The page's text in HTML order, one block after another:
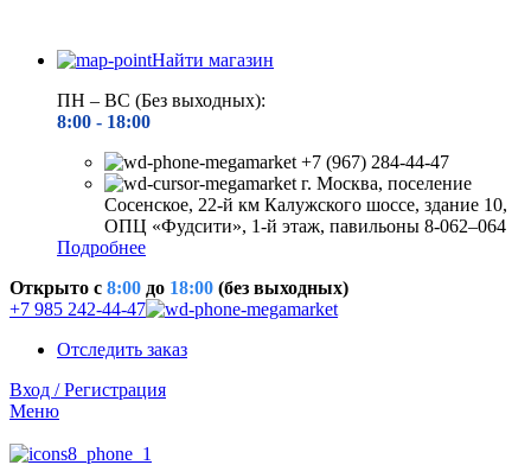
Найти магазин
ПН – ВС (Без выходных):
8:00 - 18:00
+7 (967) 284-44-47
г. Москва, поселение
Сосенское, 22-й км Калужского шоссе, здание 10,
ОПЦ «Фудсити», 1-й этаж, павильоны 8-062–064
Подробнее
Открыто c 8:00 до 18:00 (без выходных)
+7 985 242-44-47
Отследить заказ
Вход / Регистрация
Меню